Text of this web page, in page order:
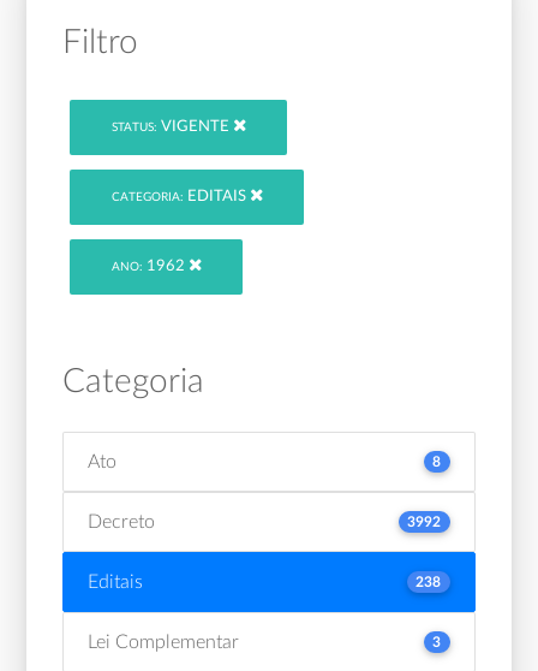
Filtro
STATUS: VIGENTE
CATEGORIA: EDITAIS
ANO: 1962
Categoria
Ato 8
Decreto 3992
Editais 238
Lei Complementar 3